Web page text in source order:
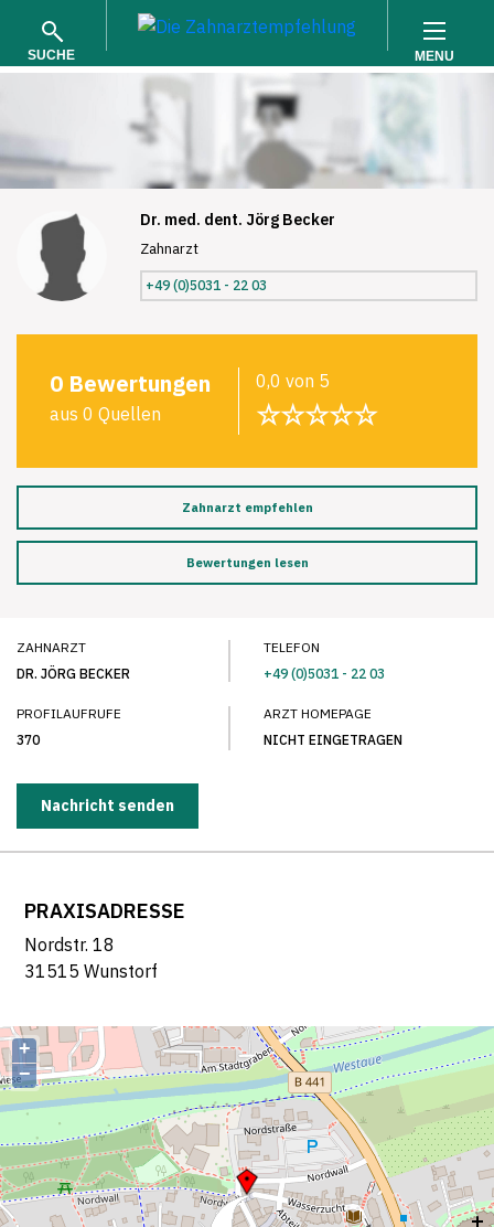
SUCHE
SUCHEN
MENU
Dr. med. dent. Jörg Becker
Zahnarzt
+49 (0)5031 - 22 03
0 Bewertungen
aus 0 Quellen
0,0 von 5
☆☆☆☆☆
Zahnarzt empfehlen
Bewertungen lesen
ZAHNARZT
DR. JÖRG BECKER
TELEFON
+49 (0)5031 - 22 03
PROFILAUFRUFE
370
ARZT HOMEPAGE
NICHT EINGETRAGEN
Nachricht senden
PRAXISADRESSE
Nordstr. 18
31515 Wunstorf